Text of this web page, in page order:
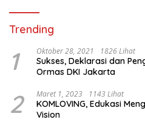
Trending
1 Oktober 28, 2021 1826 Lihat
Sukses, Deklarasi dan
Ormas DKI Jakarta
2 Maret 1, 2023 1143 Lihat
KOMLOVING, Edukasi
Vision